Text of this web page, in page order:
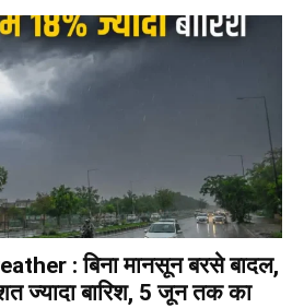
: बिना मानसून बरसे बादल,
ज्यादा बारिश, 5 जून तक का